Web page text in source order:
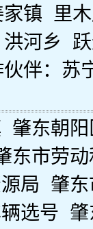
家镇
里
洪河乡
伴： 苏
肇东朝
东市劳
局 肇
选号